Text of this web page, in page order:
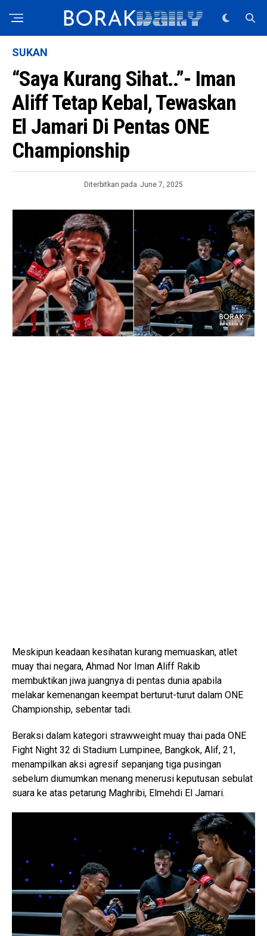
SUKAN
“Saya Kurang Sihat..”- Iman
Aliff Tetap Kebal, Tewaskan
El Jamari Di Pentas ONE
Championship
Diterbitkan pada June 7, 2025
Meskipun keadaan kesihatan kurang memuaskan, atlet
muay thai negara, Ahmad Nor Iman Aliff Rakib
membuktikan jiwa juangnya di pentas dunia apabila
melakar kemenangan keempat berturut-turut dalam ONE
Championship, sebentar tadi.
Beraksi dalam kategori strawweight muay thai pada ONE
Fight Night 32 di Stadium Lumpinee, Bangkok, Alif, 21,
menampilkan aksi agresif sepanjang tiga pusingan
sebelum diumumkan menang menerusi keputusan sebulat
suara ke atas petarung Maghribi, Elmehdi El Jamari.